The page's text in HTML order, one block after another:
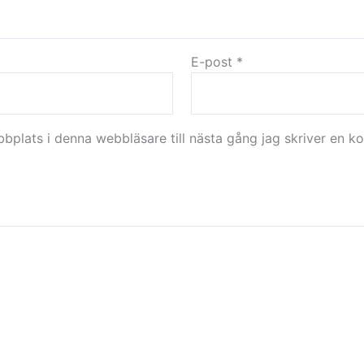
E-post *
i denna webbläsare till nästa gång jag skriver en